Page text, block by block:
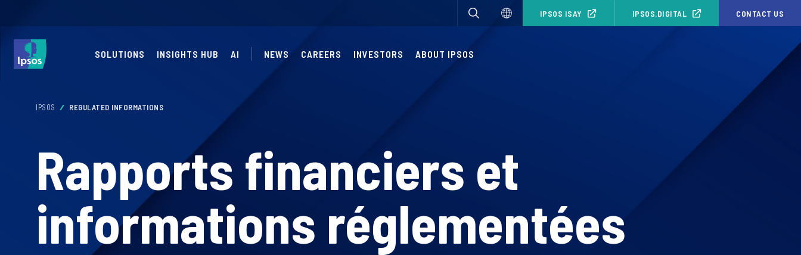
IPSOS ISAY IPSOS.DIGITAL CONTACT US
SOLUTIONS INSIGHTS HUB AI NEWS CAREERS INVESTORS ABOUT IPSOS
IPSOS REGULATED INFORMATIONS
Rapports financiers et
informations réglementées